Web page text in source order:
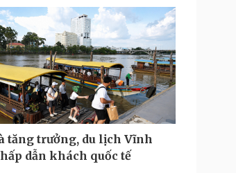
tăng trưởng, du lịch Vĩnh
dẫn khách quốc tế